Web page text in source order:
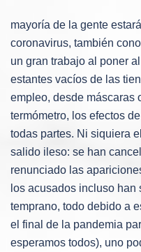
mayoría de la gente
coronavirus, también
un gran trabajo al poner
estantes vacíos de las
empleo, desde máscaras
termómetro, los efectos
todas partes. Ni siquiera
salido ileso: se han
renunciado las
los acusados ​​incluso han
temprano, todo debido a
el final de la pandemia
esperamos todos), uno